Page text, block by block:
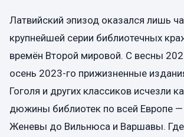
Латвийский эпизод оказался лишь
крупнейшей серии библиотечных
времён Второй мировой. С весны
осень 2023-го прижизненные
Гоголя и других классиков исчезли
дюжины библиотек по всей Европе
Женевы до Вильнюса и Варшавы.